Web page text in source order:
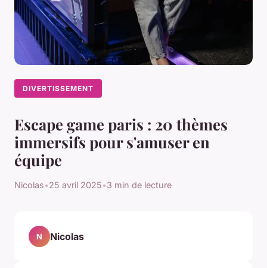
DIVERTISSEMENT
Escape game paris : 20 thèmes
immersifs pour s'amuser en
équipe
Nicolas•25 avril 2025•3 min de lecture
N Nicolas